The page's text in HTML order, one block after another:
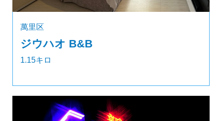
萬里区
ジウハオ B&B
1.15キロ